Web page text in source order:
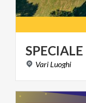
SPECIALE
Vari Luoghi